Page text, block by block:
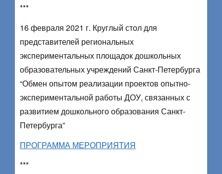
***
16 февраля 2021 г. Круглый стол для
представителей региональных
экспериментальных площадок дошкольных
образовательных учреждений Санкт-Петербурга
“Обмен опытом реализации проектов опытно-
экспериментальной работы ДОУ, связанных с
развитием дошкольного образования Санкт-
Петербурга”
ПРОГРАММА МЕРОПРИЯТИЯ
***